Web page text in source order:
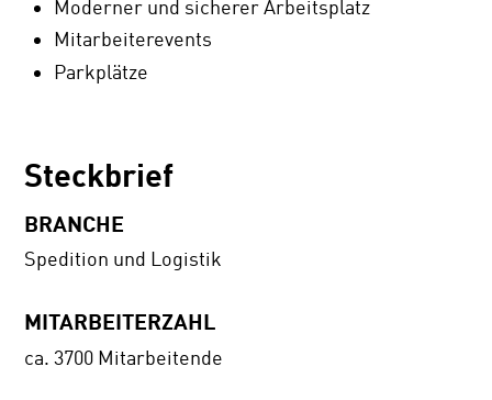
Moderner und sicherer Arbeitsplatz
Mitarbeiterevents
Parkplätze
Steckbrief
BRANCHE
Spedition und Logistik
MITARBEITERZAHL
ca. 3700 Mitarbeitende